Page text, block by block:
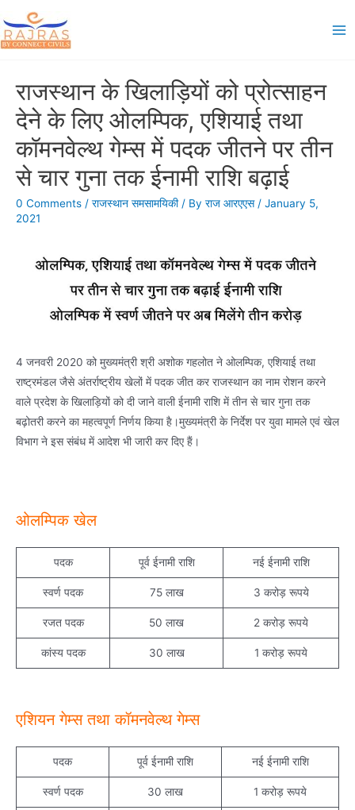
to
content
राजस्थान के खिलाड़ियों को प्रोत्साहन
देने के लिए ओलम्पिक, एशियाई तथा
कॉमनवेल्थ गेम्स में पदक जीतने पर तीन
से चार गुना तक ईनामी राशि बढ़ाई
0 Comments / राजस्थान समसामयिकी/ By राज आरएएस / January 5,
2021
4 जनवरी 2020 को मुख्यमंत्री श्री अशोक गहलोत ने ओलम्पिक, एशियाई तथा
राष्ट्रमंडल जैसे अंतर्राष्ट्रीय खेलों में पदक जीत कर राजस्थान का नाम रोशन करने
वाले प्रदेश के खिलाड़ियों को दी जाने वाली ईनामी राशि में तीन से चार गुना तक
बढ़ोतरी करने का महत्वपूर्ण निर्णय किया है।मुख्यमंत्री के निर्देश पर युवा मामले एवं खेल
विभाग ने इस संबंध में आदेश भी जारी कर दिए हैं।
ओलम्पिक खेल
पदक पूर्व ईनामी राशि नई ईनामी राशि
स्वर्ण पदक 75 लाख 3 करोड़ रूपये
रजत पदक 50 लाख 2 करोड़ रूपये
कांस्य पदक 30 लाख 1 करोड़ रूपये
एशियन गेम्स तथा कॉमनवेल्थ गेम्स
पदक पूर्व ईनामी राशि नई ईनामी राशि
स्वर्ण पदक 30 लाख 1 करोड़ रूपये